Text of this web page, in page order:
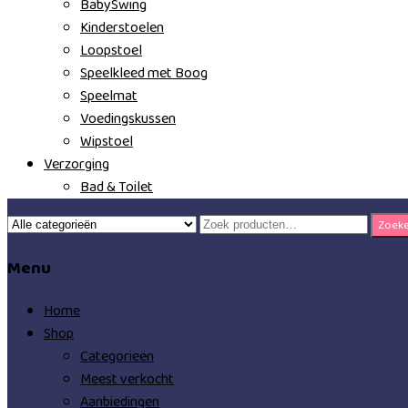
BabySwing
Kinderstoelen
Loopstoel
Speelkleed met Boog
Speelmat
Voedingskussen
Wipstoel
Verzorging
Bad & Toilet
Zoeken
Menu
Home
Shop
Categorieën
Meest verkocht
Aanbiedingen